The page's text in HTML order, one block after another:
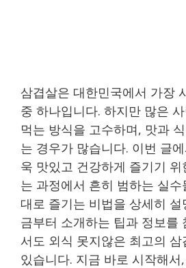
삼겹살은 대한민국에서 가장
중 하나입니다. 하지만 많은
먹는 방식을 고수하며, 맛과
는 경우가 많습니다. 이번 글
욱 맛있고 건강하게 즐기기
는 과정에서 흔히 범하는 실
대로 즐기는 비법을 상세히 설
금부터 소개하는 팁과 정보를
서도 외식 못지않은 최고의
있습니다. 지금 바로 시작해서